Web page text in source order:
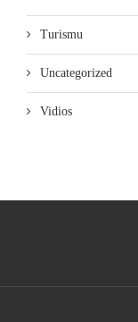
Turismu
Uncategorized
Vidios